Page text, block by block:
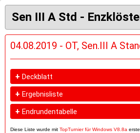
Sen III A Std -
04.08.2019 - OT, Sen.III A
+ Deckblatt
+ Ergebnisliste
+ Endrundentabelle
Diese Liste wurde mit TopTurnier für Windows V8.8a